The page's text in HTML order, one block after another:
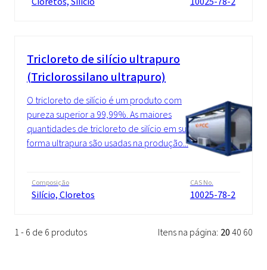
Tricloreto de silício ultrapuro
(Triclorossilano ultrapuro)
O tricloreto de silício é um produto com
pureza superior a 99,99%. As maiores
quantidades de tricloreto de silício em sua
forma ultrapura são usadas na produção...
Composição
Silício, Cloretos
CAS No.
10025-78-2
1 - 6 de 6 produtos Itens na página: 2040 60